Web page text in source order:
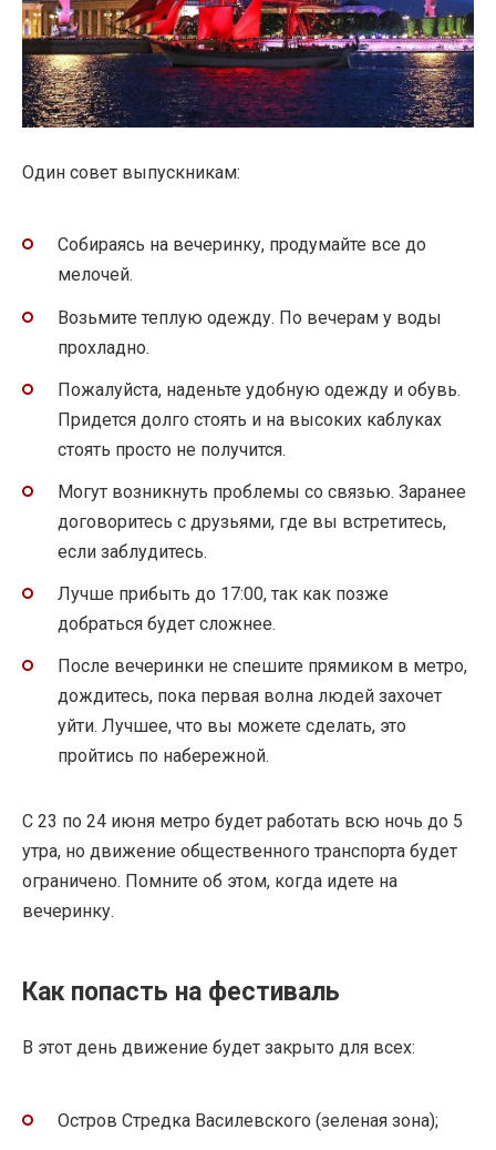
Один совет выпускникам:
Собираясь на вечеринку, продумайте все до
мелочей.
Возьмите теплую одежду. По вечерам у воды
прохладно.
Пожалуйста, наденьте удобную одежду и обувь.
Придется долго стоять и на высоких каблуках
стоять просто не получится.
Могут возникнуть проблемы со связью. Заранее
договоритесь с друзьями, где вы встретитесь,
если заблудитесь.
Лучше прибыть до 17:00, так как позже
добраться будет сложнее.
После вечеринки не спешите прямиком в метро, ​​
дождитесь, пока первая волна людей захочет
уйти. Лучшее, что вы можете сделать, это
пройтись по набережной.
С 23 по 24 июня метро будет работать всю ночь до 5
утра, но движение общественного транспорта будет
ограничено. Помните об этом, когда идете на
вечеринку.
Как попасть на фестиваль
В этот день движение будет закрыто для всех:
Остров Стредка Василевского (зеленая зона);